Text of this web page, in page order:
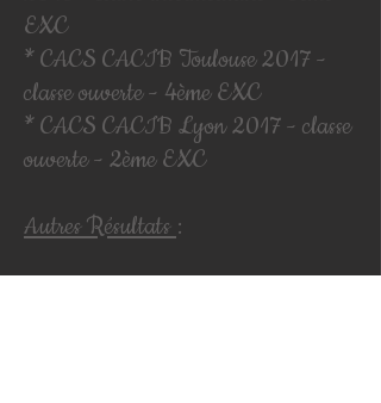
EXC
* CACS CACIB Toulouse 2017 -
classe ouverte - 4ème EXC
* CACS CACIB Lyon 2017 - classe
ouverte - 2ème EXC
Autres Résultats :